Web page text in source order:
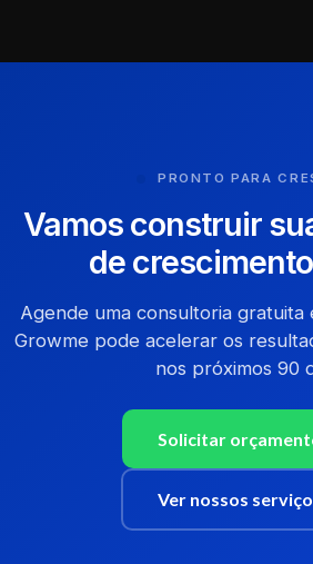
PRONTO PARA
Vamos construir
de
Agende uma consultoria gratuita
Growme pode acelerar os
nos próximos 90
Solicitar
Ver nossos